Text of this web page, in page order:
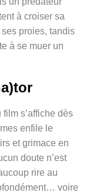
à croiser sa
proies, tandis
à se muer un
s’affiche dès
enfile le
et grimace en
doute n’est
rire au
voire